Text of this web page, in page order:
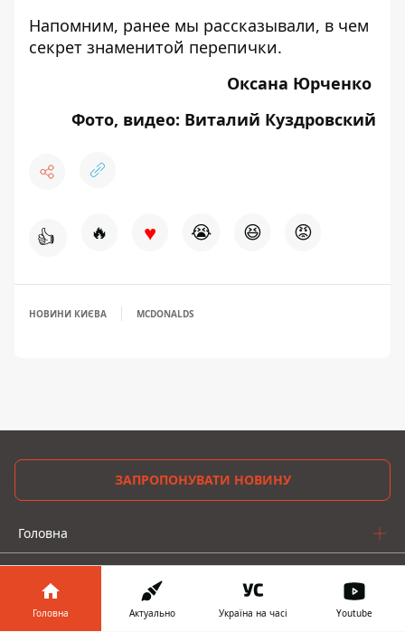
Напомним, ранее мы рассказывали, в чем
секрет знаменитой перепички.
Оксана Юрченко
Фото, видео: Виталий Куздровский
👍 🔥 ♥ 😭 😆 😡
НОВИНИ КИЄВА MCDONALDS
ЗАПРОПОНУВАТИ НОВИНУ
Головна
Про проєкт
Реклама
Головна Актуально Україна на часі Youtube